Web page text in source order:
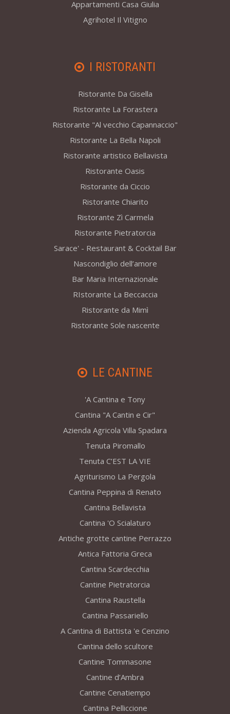
Appartamenti Casa Giulia
Agrihotel Il Vitigno
I RISTORANTI
Ristorante Da Gisella
Ristorante La Forastera
Ristorante "Al vecchio Capannaccio"
Ristorante La Bella Napoli
Ristorante artistico Bellavista
Ristorante Oasis
Ristorante da Ciccio
Ristorante Chiarito
Ristorante Zì Carmela
Ristorante Pietratorcia
Sarace' - Restaurant & Cocktail Bar
Nascondiglio dell’amore
Bar Maria Internazionale
RIstorante La Beccaccia
Ristorante da Mimì
Ristorante Sole nascente
LE CANTINE
'A Cantina e Tony
Cantina "A Cantin e Cir"
Azienda Agricola Villa Spadara
Tenuta Piromallo
Tenuta C’EST LA VIE
Agriturismo La Pergola
Cantina Peppina di Renato
Cantina Bellavista
Cantina 'O Scialaturo
Antiche grotte cantine Perrazzo
Antica Fattoria Greca
Cantina Scardecchia
Cantine Pietratorcia
Cantina Raustella
Cantina Passariello
A Cantina di Battista 'e Cenzino
Cantina dello scultore
Cantine Tommasone
Cantine d’Ambra
Cantine Cenatiempo
Cantina Pelliccione